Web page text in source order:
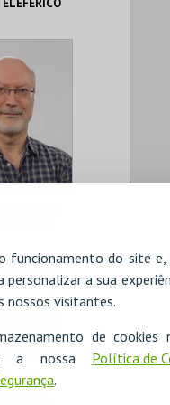
funcionamento do site
a sua
nossos visitantes.
de cookies
a nossa Política de
.
INFO
CENTRO
DE BELÉM
INFO